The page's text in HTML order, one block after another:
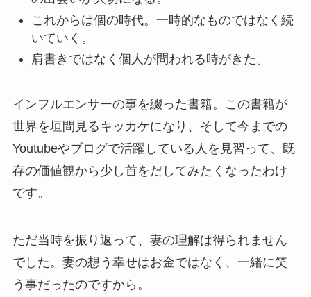
これからは個の時代。一時的なものではなく続
いていく。
肩書きではなく個人が問われる時がきた。
インフルエンサーの事を綴った書籍。この書籍が
世界を垣間見るキッカケになり、そして今までの
Youtubeやブログで活躍している人を見習って、既
存の価値観から少し首をだしてみたくなったわけ
です。
ただ当時を振り返って、妻の理解は得られません
でした。妻の想う幸せはお金ではなく、一緒に笑
う事だったのですから。